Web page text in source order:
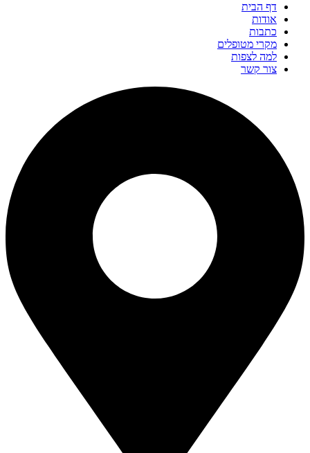
דף הבית
אודות
כתבות
מקרי מטופלים
למה לצפות
צור קשר